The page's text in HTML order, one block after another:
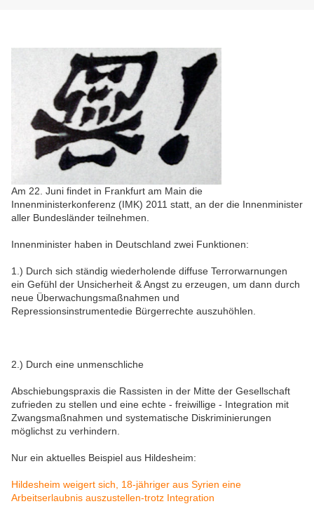
Am 22. Juni findet in Frankfurt am Main die
Innenministerkonferenz (IMK) 2011 statt, an der die Innenminister
aller Bundesländer teilnehmen.
Innenminister haben in Deutschland zwei Funktionen:
1.) Durch sich ständig wiederholende diffuse Terrorwarnungen
ein Gefühl der Unsicherheit & Angst zu erzeugen, um dann durch
neue Überwachungsmaßnahmen und
Repressionsinstrumentedie Bürgerrechte auszuhöhlen.
2.) Durch eine unmenschliche
Abschiebungspraxis die Rassisten in der Mitte der Gesellschaft
zufrieden zu stellen und eine echte - freiwillige - Integration mit
Zwangsmaßnahmen und systematische Diskriminierungen
möglichst zu verhindern.
Nur ein aktuelles Beispiel aus Hildesheim:
Hildesheim weigert sich, 18-jähriger aus Syrien eine
Arbeitserlaubnis auszustellen-trotz Integration